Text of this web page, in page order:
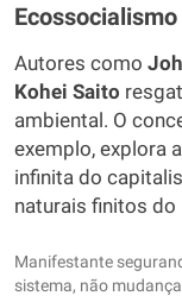
Ecossocialismo
Autores como
Kohei Saito
ambiental. O
exemplo, explora
infinita do
naturais finitos do
Manifestante
sistema, não